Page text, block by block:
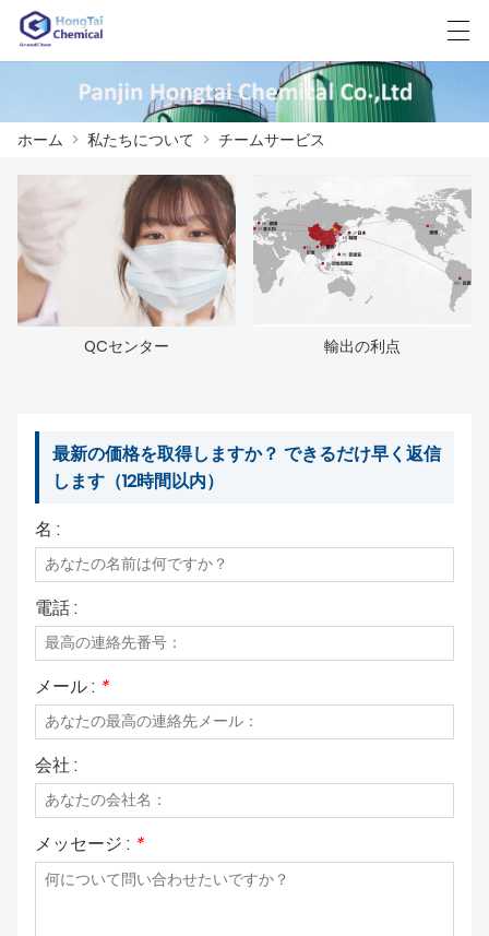
ホーム
製品
ニュース
我々に連絡し
私たちについて
العربية 中文 English 日本語 한국어
ホーム > 私たちについて > チームサービス
QCセンター 輸出の利点
最新の価格を取得しますか？ できるだけ早く返信
します（12時間以内）
名 :
電話 :
メール : *
会社 :
メッセージ : *